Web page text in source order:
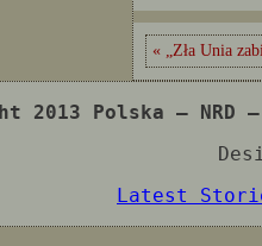
« „Zła Unia
2013 Polska –
Latest